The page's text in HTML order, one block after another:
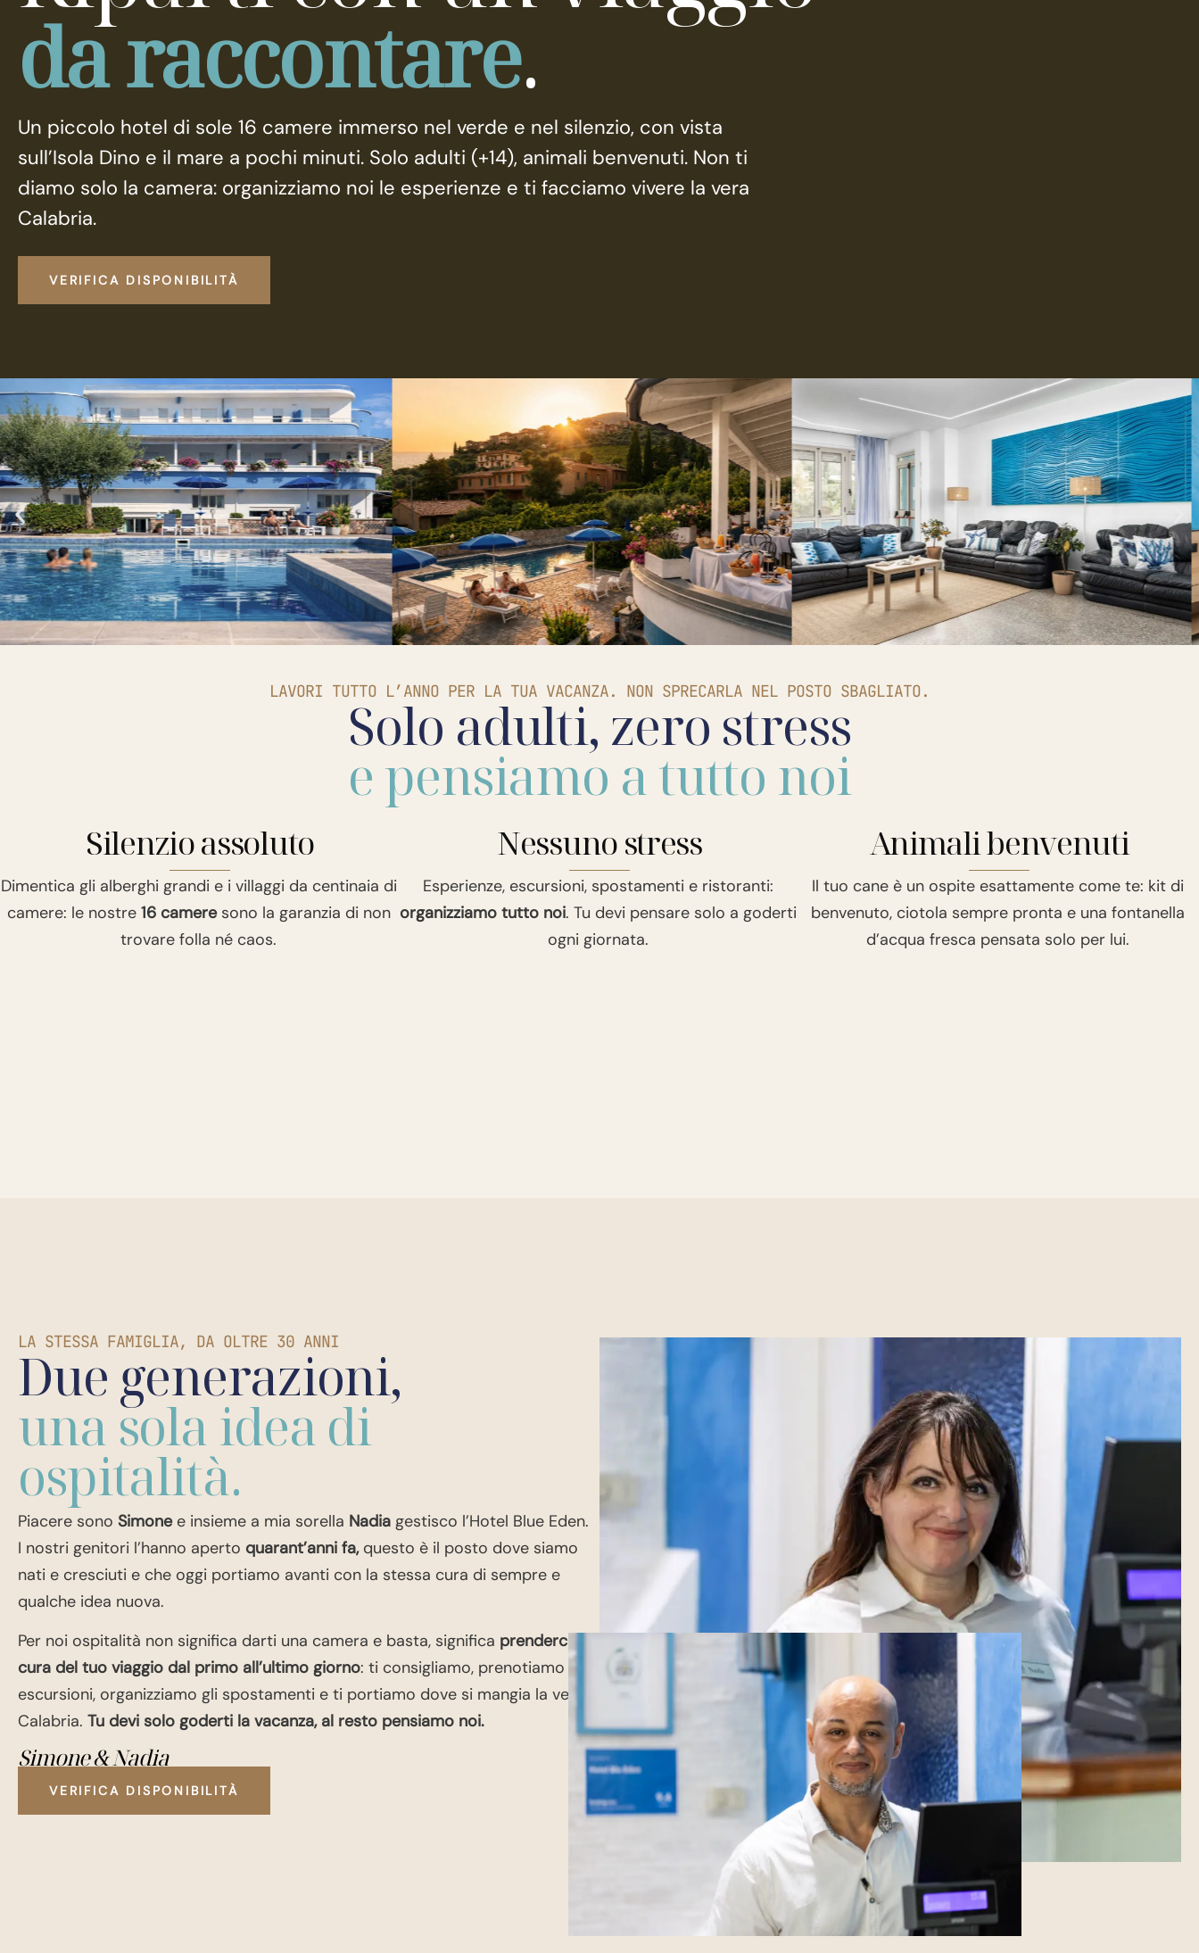
da raccontare.
Un piccolo hotel di sole 16 camere immerso nel verde e nel silenzio, con vista
sull’Isola Dino e il mare a pochi minuti. Solo adulti (+14), animali benvenuti. Non ti
diamo solo la camera: organizziamo noi le esperienze e ti facciamo vivere la vera
Calabria.
VERIFICA DISPONIBILITÀ
LAVORI TUTTO L’ANNO PER LA TUA VACANZA. NON SPRECARLA NEL POSTO SBAGLIATO.
Solo adulti, zero stress
e pensiamo a tutto noi
Silenzio assoluto
Dimentica gli alberghi grandi e i villaggi da centinaia di
camere: le nostre 16 cameresono la garanzia di non
trovare folla né caos.
Nessuno stress
Esperienze, escursioni, spostamenti e ristoranti:
organizziamo tutto noi. Tu devi pensare solo a goderti
ogni giornata.
Animali benvenuti
Il tuo cane è un ospite esattamente come te: kit di
benvenuto, ciotola sempre pronta e una fontanella
d’acqua fresca pensata solo per lui.
LA STESSA FAMIGLIA, DA OLTRE 30 ANNI
Due generazioni,
una sola idea di
ospitalità.
Piacere sono Simonee insieme a mia sorella Nadia gestisco l’Hotel Blue Eden.
I nostri genitori l’hanno aperto quarant’anni fa, questo è il posto dove siamo
nati e cresciuti e che oggi portiamo avanti con la stessa cura di sempre e
qualche idea nuova.
Per noi ospitalità non significa darti una camera e basta, significa prenderci
cura del tuo viaggio dal primo all’ultimo giorno: ti consigliamo, prenotiamo
escursioni, organizziamo gli spostamenti e ti portiamo dove si mangia la vera
Calabria. Tu devi solo goderti la vacanza, al resto pensiamo noi.
Simone & Nadia
VERIFICA DISPONIBILITÀ